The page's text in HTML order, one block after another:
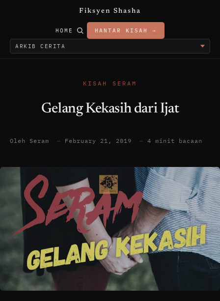
Fiksyen Shasha
HOME HANTAR KISAH →
KISAH SERAM
Gelang Kekasih dari Ijat
Oleh Seram — February 21, 2019 — 4 minit bacaan